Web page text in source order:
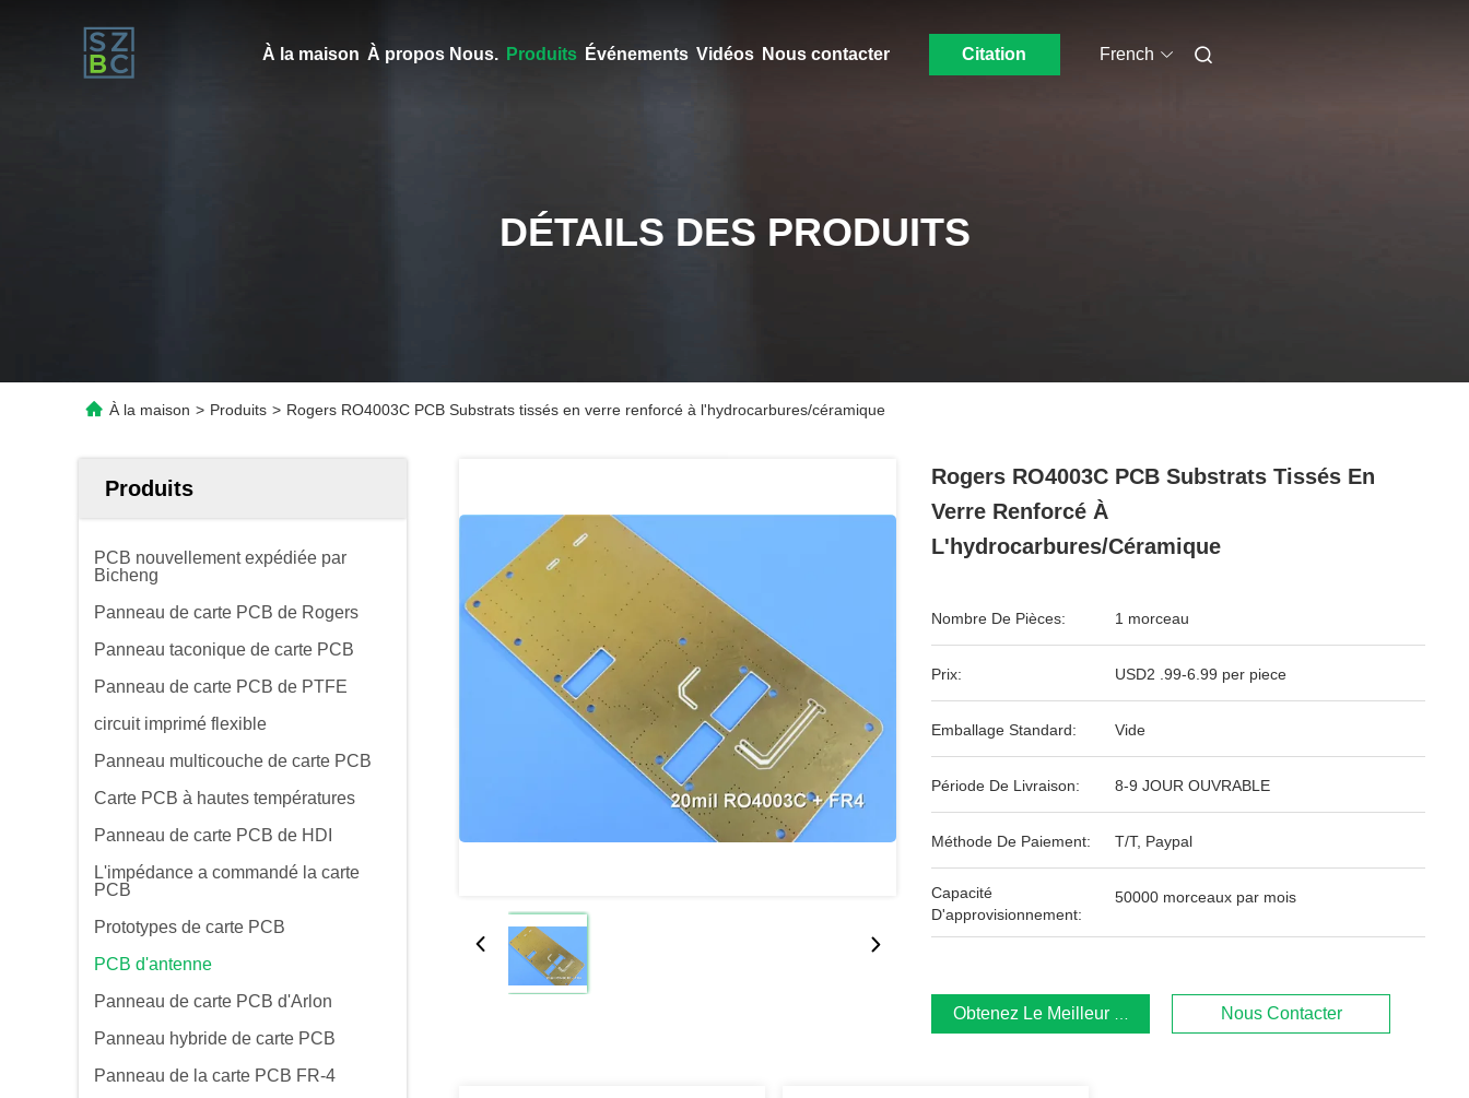
À la maison À propos Nous. Produits Événements Vidéos Nous contacter Citation French
DÉTAILS DES PRODUITS
À la maison > Produits > Rogers RO4003C PCB Substrats tissés en verre renforcé à l'hydrocarbures/céramique
Produits
PCB nouvellement expédiée par
Bicheng
Panneau de carte PCB de Rogers
Panneau taconique de carte PCB
Panneau de carte PCB de PTFE
circuit imprimé flexible
Panneau multicouche de carte PCB
Carte PCB à hautes températures
Panneau de carte PCB de HDI
L'impédance a commandé la carte
PCB
Prototypes de carte PCB
PCB d'antenne
Panneau de carte PCB d'Arlon
Panneau hybride de carte PCB
Panneau de la carte PCB FR-4
Rogers RO4003C PCB Substrats Tissés En
Verre Renforcé À
L'hydrocarbures/céramique
Nombre De Pièces: 1 morceau
Prix: USD2 .99-6.99 per piece
Emballage Standard: Vide
Période De Livraison: 8-9 JOUR OUVRABLE
Méthode De Paiement: T/T, Paypal
Capacité
D'approvisionnement:
50000 morceaux par mois
Obtenez Le Meilleur Prix Nous Contacter